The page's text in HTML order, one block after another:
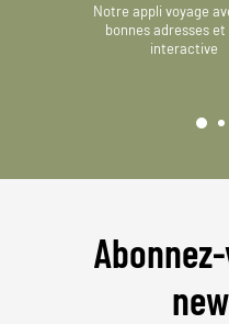
Notre appli voyage
bonnes adresses
interactive